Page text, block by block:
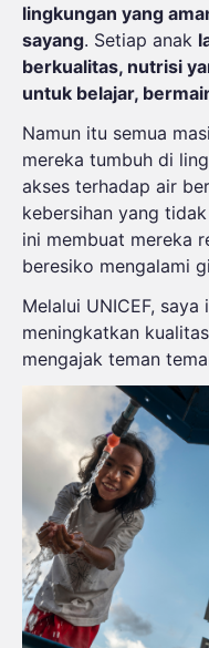
lingkungan yang
sayang. Setiap anak
berkualitas, nutrisi
untuk belajar,
Namun itu semua
mereka tumbuh di
akses terhadap air
kebersihan yang
ini membuat mereka
beresiko mengalami
Melalui UNICEF,
meningkatkan
mengajak teman